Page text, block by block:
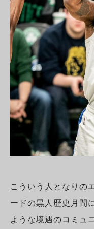
こういう人となりの
ードの黒人歴史月間
ような境遇のコミュ